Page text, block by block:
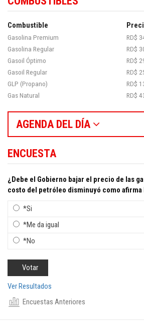
Combustible
Gasolina Premium
RD$
Gasolina Regular
RD$
Gasoil Óptimo
RD$
Gasoil Regular
RD$
GLP (Propano)
RD$
Gas Natural
RD$
AGENDA DEL DÍA
ENCUESTA
¿Debe el Gobierno bajar el precio de las
costo del petróleo disminuyó como afirma
*Si
*Me da igual
*No
Ver Resultados
Encuestas Anteriores